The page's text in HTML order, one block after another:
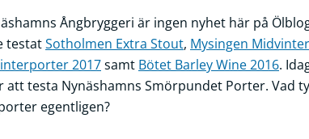
Ångbryggeri är ingen nyhet här på
testatSotholmen Extra Stout, Mysingen
2017samt Bötet Barley Wine 2016.
att testa Nynäshamns Smörpundet Porter. Vad
egentligen?